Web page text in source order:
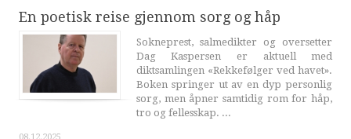
En poetisk reise gjennom sorg og håp
Sokneprest, salmedikter og oversetter
Dag Kaspersen er aktuell med
diktsamlingen «Rekkefølger ved havet».
Boken springer ut av en dyp personlig
sorg, men åpner samtidig rom for håp,
tro og fellesskap. ...
08.12.2025